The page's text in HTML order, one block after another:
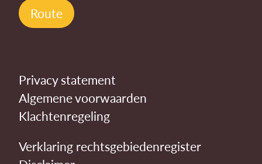
Route
Privacy statement
Algemene voorwaarden
Klachtenregeling
Verklaring rechtsgebiedenregister